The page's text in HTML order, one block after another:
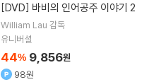
[DVD] 바비의 인어공주 이야기 2
William Lau 감독
유니버셜
44% 9,856원
98원